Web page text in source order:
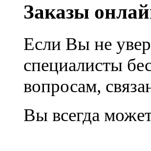
Заказы
Если Вы не
специалисты
вопросам,
Вы всегда